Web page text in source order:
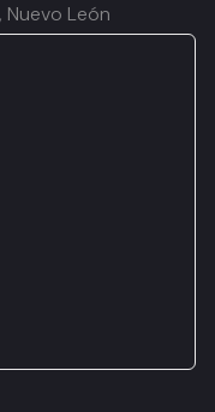
Nuevo León